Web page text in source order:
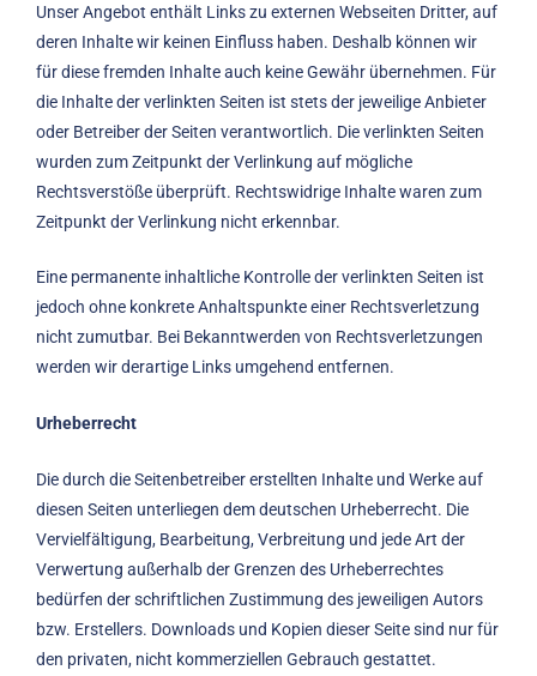
Unser Angebot enthält Links zu externen Webseiten Dritter, auf
deren Inhalte wir keinen Einfluss haben. Deshalb können wir
für diese fremden Inhalte auch keine Gewähr übernehmen. Für
die Inhalte der verlinkten Seiten ist stets der jeweilige Anbieter
oder Betreiber der Seiten verantwortlich. Die verlinkten Seiten
wurden zum Zeitpunkt der Verlinkung auf mögliche
Rechtsverstöße überprüft. Rechtswidrige Inhalte waren zum
Zeitpunkt der Verlinkung nicht erkennbar.
Eine permanente inhaltliche Kontrolle der verlinkten Seiten ist
jedoch ohne konkrete Anhaltspunkte einer Rechtsverletzung
nicht zumutbar. Bei Bekanntwerden von Rechtsverletzungen
werden wir derartige Links umgehend entfernen.
Urheberrecht
Die durch die Seitenbetreiber erstellten Inhalte und Werke auf
diesen Seiten unterliegen dem deutschen Urheberrecht. Die
Vervielfältigung, Bearbeitung, Verbreitung und jede Art der
Verwertung außerhalb der Grenzen des Urheberrechtes
bedürfen der schriftlichen Zustimmung des jeweiligen Autors
bzw. Erstellers. Downloads und Kopien dieser Seite sind nur für
den privaten, nicht kommerziellen Gebrauch gestattet.